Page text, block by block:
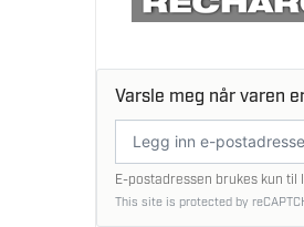
Varsle meg når varen
postadresse
E-postadressen brukes kun til
This site is protected by